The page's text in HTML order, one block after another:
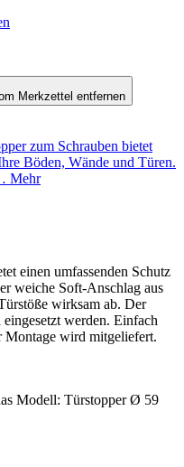
Merkzettel entfernen
zum Schrauben bietet
Böden, Wände und Türen.
Mehr
einen umfassenden Schutz
weiche Soft-Anschlag aus
wirksam ab. Der
werden. Einfach
Montage wird mitgeliefert.
Modell: Türstopper Ø 59